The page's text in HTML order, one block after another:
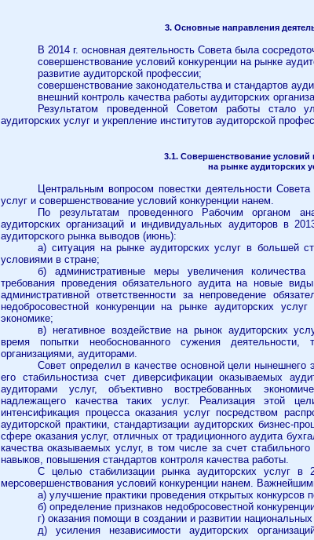
3. Основные направления
В 2014 г. основная деятельность Совета была
совершенствование условий конкуренции на рынке
развитие аудиторской профессии;
совершенствование законодательства и стандартов
внешний контроль качества работы аудиторских
Результатом проведенной Советом работы стало
аудиторских услуг и укрепление институтов аудиторской
3.1. Совершенствование условий
на рынке аудиторских
Центральным вопросом повестки деятельности
услуг и совершенствование условий конкуренции нанем.
По результатам проведенного Рабочим органом
аудиторских организаций и индивидуальных аудиторов в
аудиторского рынка выводов (июнь):
а) ситуация на рынке аудиторских услуг в большей
условиями в стране;
б) административные меры увеличения
требования проведения обязательного аудита на новые
административной ответственности за непроведение
недобросовестной конкуренции на рынке аудиторских
экономике;
в) негативное воздействие на рынок аудиторских
время попытки необоснованного сужения деятельности,
организациями, аудиторами.
Совет определил в качестве основной цели нынешнего
его стабильностиза счет диверсификации оказываемых
аудиторами услуг, объективно востребованных
надлежащего качества таких услуг. Реализация этой
интенсификация процесса оказания услуг посредством
аудиторской практики, стандартизации аудиторских бизнес-
сфере оказания услуг, отличных от традиционного аудита
качества оказываемых услуг, в том числе за счет
навыков, повышения стандартов контроля качества работы.
С целью стабилизации рынка аудиторских услуг в
мерсовершенствования условий конкуренции нанем.
а) улучшение практики проведения открытых конкурсов
б) определение признаков недобросовестной
г) оказания помощи в создании и развитии
д) усиления независимости аудиторских